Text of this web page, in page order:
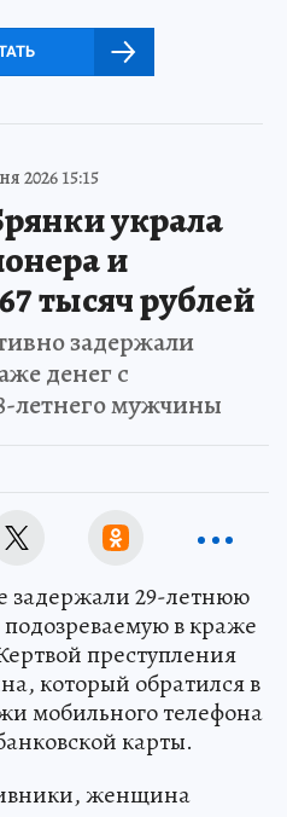
2026 15:15
украла
и
тысяч рублей
задержали
денег с
летнего мужчины
задержали 29-летнюю
в краже
преступления
который обратился в
мобильного телефона
карты.
женщина